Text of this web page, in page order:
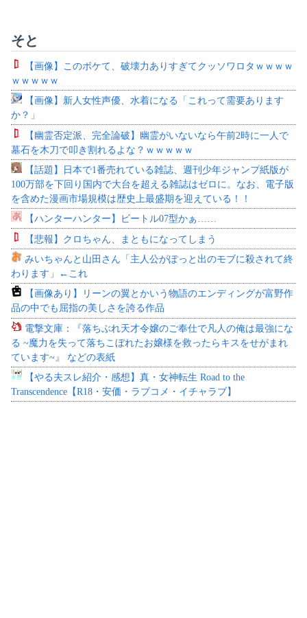
そと
【画像】このボケて、破壊力ありすぎてクッソワロタｗｗｗｗ
ｗｗｗｗｗ
【画像】新人女性声優、水着になる「これって需要あります
か？」
【幽霊否定派、完全論破】幽霊がいないなら午前2時に一人で
墓石を木刀で叩き割れるよな？ｗｗｗｗｗ
【話題】日本で1番売れている雑誌、週刊少年ジャンプ紙版が
100万部を下回り国内で大台を超える雑誌はゼロに。なお、電子版
を含めた漫画市場規模は歴史上最盛期を迎えている！！
【ハンターハンター】ビートル07型かぁ……
【悲報】クロちゃん、まともになってしまう
みいちゃんと山田さん「主人公がぽっと出のモブに殺されて終
わります」←これ
【画像あり】リーンの翼とかいう物語のエンディングが富野作
品の中でも屈指の美しさを誇る作品
電撃文庫：『落ちぶれ天才令嬢のご奉仕で凡人の俺は最強にな
る ~魔力を失って落ちこぼれたお嬢様を救ったらキスをせがまれ
ています~』 などの表紙
【やる夫スレ紹介・感想】真・女神転生 Road to the
Transcendence【R18・安価・ラブコメ・イチャラブ】